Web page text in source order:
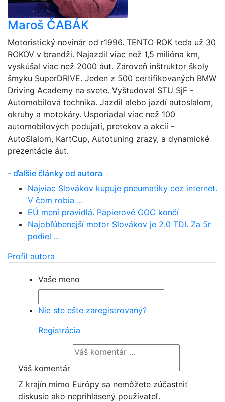
Maroš ČABÁK
Motoristický novinár od r1996. TENTO ROK teda už 30
ROKOV v brandži. Najazdil viac než 1,5 milióna km,
vyskúšal viac než 2000 áut. Zároveň inštruktor školy
šmyku SuperDRIVE. Jeden z 500 certifikovaných BMW
Driving Academy na svete. Vyštudoval STU SjF -
Automobilová technika. Jazdil alebo jazdí autoslalom,
okruhy a motokáry. Usporiadal viac než 100
automobilových podujatí, pretekov a akcií -
AutoSlalom, KartCup, Autotuning zrazy, a dynamické
prezentácie áut.
- ďalšie články od autora
Najviac Slovákov kupuje pneumatiky cez internet.
V čom robia ...
EÚ mení pravidlá. Papierové COC končí
Najobľúbenejší motor Slovákov je 2.0 TDI. Za 5r
podiel ...
Profil autora
Vaše meno
Nie ste ešte zaregistrovaný?
Registrácia
Váš komentár
Z krajín mimo Európy sa nemôžete zúčastniť
diskusie ako neprihlásený používateľ.